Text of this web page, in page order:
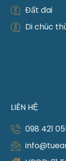
Đất đai
Di chúc
LIÊN HỆ
098 421